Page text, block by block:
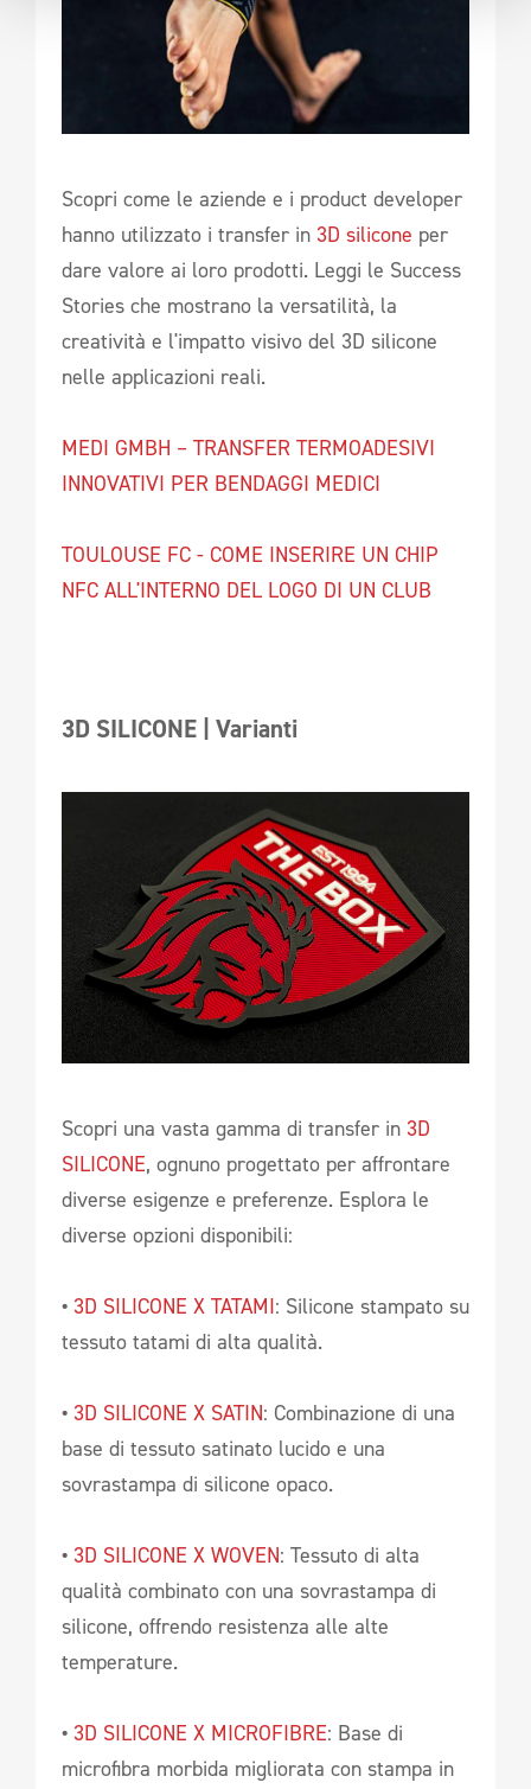
Scopri come le aziende e i product developer
hanno utilizzato i transfer in 3D silicone per
dare valore ai loro prodotti. Leggi le Success
Stories che mostrano la versatilità, la
creatività e l'impatto visivo del 3D silicone
nelle applicazioni reali.
MEDI GMBH – TRANSFER TERMOADESIVI
INNOVATIVI PER BENDAGGI MEDICI
TOULOUSE FC - COME INSERIRE UN CHIP
NFC ALL'INTERNO DEL LOGO DI UN CLUB
3D SILICONE | Varianti
Scopri una vasta gamma di transfer in 3D
SILICONE, ognuno progettato per affrontare
diverse esigenze e preferenze. Esplora le
diverse opzioni disponibili:
• 3D SILICONE X TATAMI: Silicone stampato su
tessuto tatami di alta qualità.
• 3D SILICONE X SATIN: Combinazione di una
base di tessuto satinato lucido e una
sovrastampa di silicone opaco.
• 3D SILICONE X WOVEN: Tessuto di alta
qualità combinato con una sovrastampa di
silicone, offrendo resistenza alle alte
temperature.
• 3D SILICONE X MICROFIBRE: Base di
microfibra morbida migliorata con stampa in